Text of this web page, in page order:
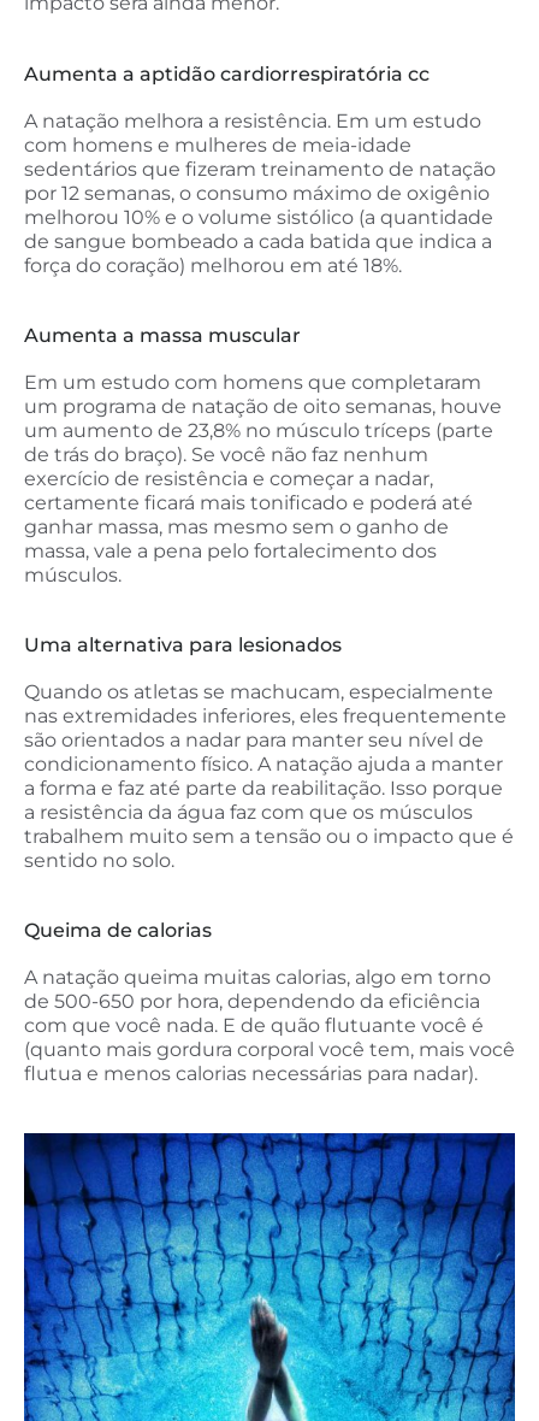
Aumenta a aptidão cardiorrespiratória cc
A natação melhora a resistência. Em um estudo
com homens e mulheres de meia-idade
sedentários que fizeram treinamento de natação
por 12 semanas, o consumo máximo de oxigênio
melhorou 10% e o volume sistólico (a quantidade
de sangue bombeado a cada batida que indica a
força do coração) melhorou em até 18%.
Aumenta a massa muscular
Em um estudo com homens que completaram
um programa de natação de oito semanas, houve
um aumento de 23,8% no músculo tríceps (parte
de trás do braço). Se você não faz nenhum
exercício de resistência e começar a nadar,
certamente ficará mais tonificado e poderá até
ganhar massa, mas mesmo sem o ganho de
massa, vale a pena pelo fortalecimento dos
músculos.
Uma alternativa para lesionados
Quando os atletas se machucam, especialmente
nas extremidades inferiores, eles frequentemente
são orientados a nadar para manter seu nível de
condicionamento físico. A natação ajuda a manter
a forma e faz até parte da reabilitação. Isso porque
a resistência da água faz com que os músculos
trabalhem muito sem a tensão ou o impacto que é
sentido no solo.
Queima de calorias
A natação queima muitas calorias, algo em torno
de 500-650 por hora, dependendo da eficiência
com que você nada. E de quão flutuante você é
(quanto mais gordura corporal você tem, mais você
flutua e menos calorias necessárias para nadar).